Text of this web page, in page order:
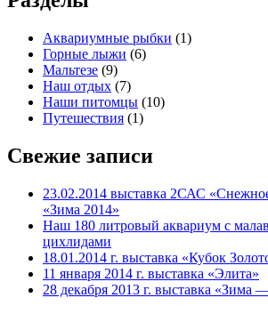
Аквариумные рыбки (1)
Горные лыжи (6)
Мальтезе (9)
Наш отдых (7)
Наши питомцы (10)
Путешествия (1)
Свежие записи
23.02.2014 выставка 2САС
«Зима 2014»
Наш 180 литровый аквариум с
цихлидами
18.01.2014 г. выставка «Кубок
11 января 2014 г. выставка «Элита»
28 декабря 2013 г. выставка «Зима